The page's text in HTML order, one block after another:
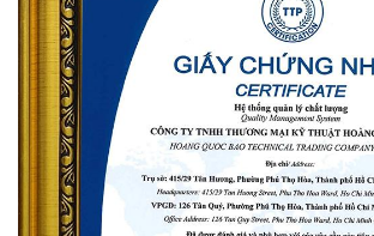
Những cải tiến của đèn năng
JD-8840L thế hệ mới